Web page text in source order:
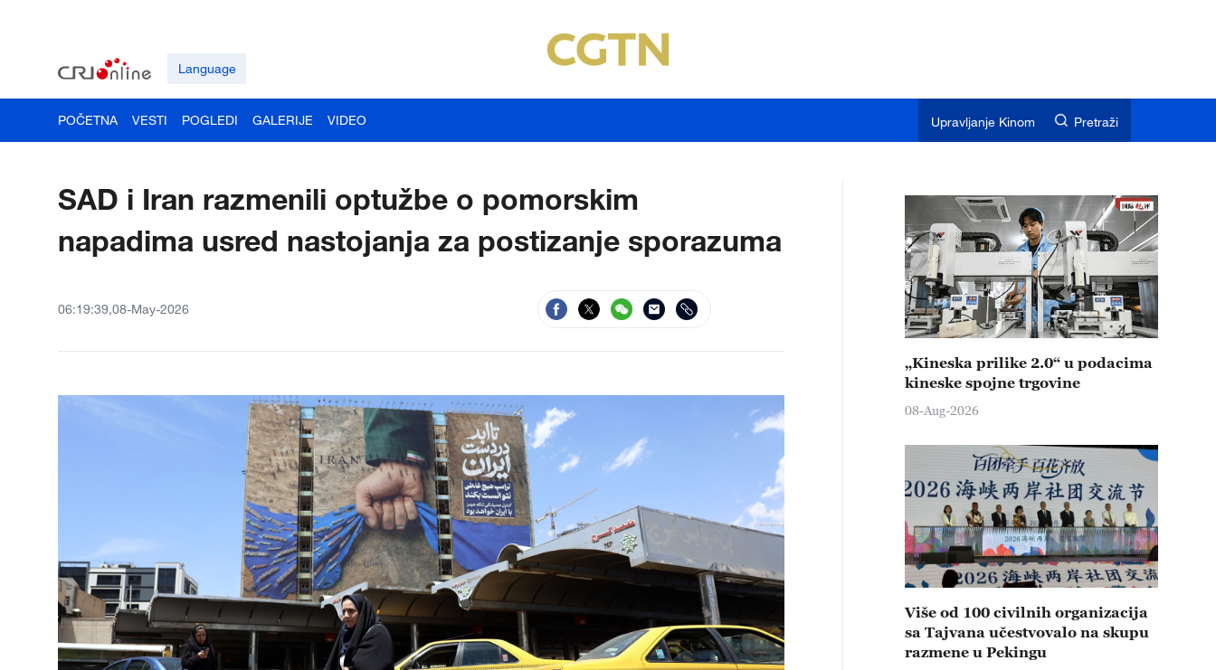
Language
POČETNA VESTI POGLEDI GALERIJE VIDEO Upravljanje Kinom Pretraži
SAD i Iran razmenili optužbe o pomorskim
napadima usred nastojanja za postizanje sporazuma
06:19:39,08-May-2026
„Kineska prilike 2.0“ u podacima
kineske spojne trgovine
08-Aug-2026
Više od 100 civilnih organizacija
sa Tajvana učestvovalo na skupu
razmene u Pekingu